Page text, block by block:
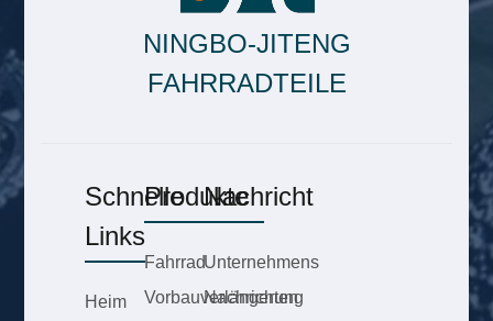
NINGBO-JITENG
FAHRRADTEILE
Schnelle
Links
Heim
Produkte
Fahrrad
Vorbauverlängerung
Nachricht
Unternehmens
Nachrichten